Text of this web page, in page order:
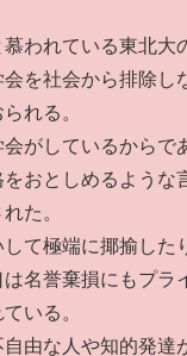
われている東北大
を社会から排除し
れる。
がしているからで
おとしめるような
た。
して極端に揶揄した
名誉棄損にもプラ
いる。
自由な人や知的発達